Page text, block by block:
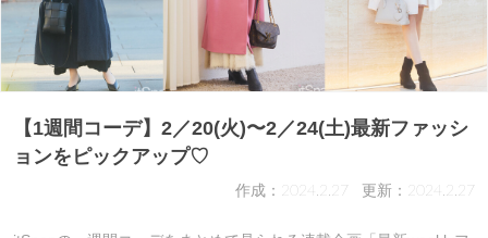
【1週間コーデ】2／20(火)〜2／24(土)最新ファッシ
ョンをピックアップ♡
作成：2024.2.27 更新：2024.2.27